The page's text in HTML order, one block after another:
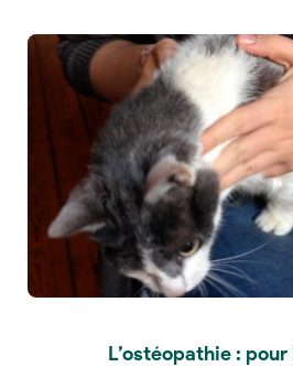
rachis, à l’exception de
[…]
L’ostéopathie :